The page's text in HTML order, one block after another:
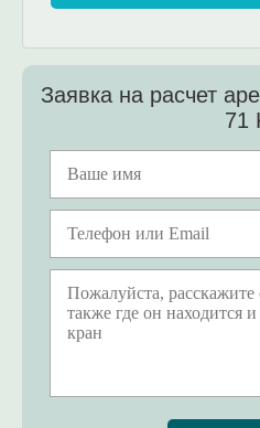
Заявка на расчет
71